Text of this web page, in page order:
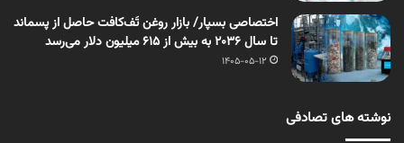
اختصاصی بسپار/ بازار روغن تَف‌کافت حاصل از پسماند
تا سال ۲۰۳۶ به بیش از ۶۱۵ میلیون دلار می‌رسد
1405-05-12
نوشته های تصادفی